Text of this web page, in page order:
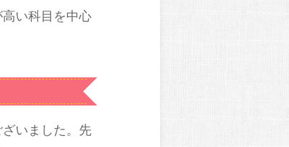
い科目を中心
いました。先